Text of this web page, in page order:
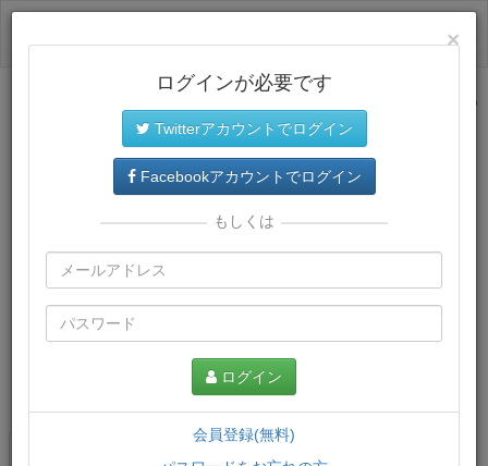
サイトトップに戻る
×
ログインが必要です
Twitterアカウントでログイン
Facebookアカウントでログイン
もしくは
ログイン
会員登録(無料)